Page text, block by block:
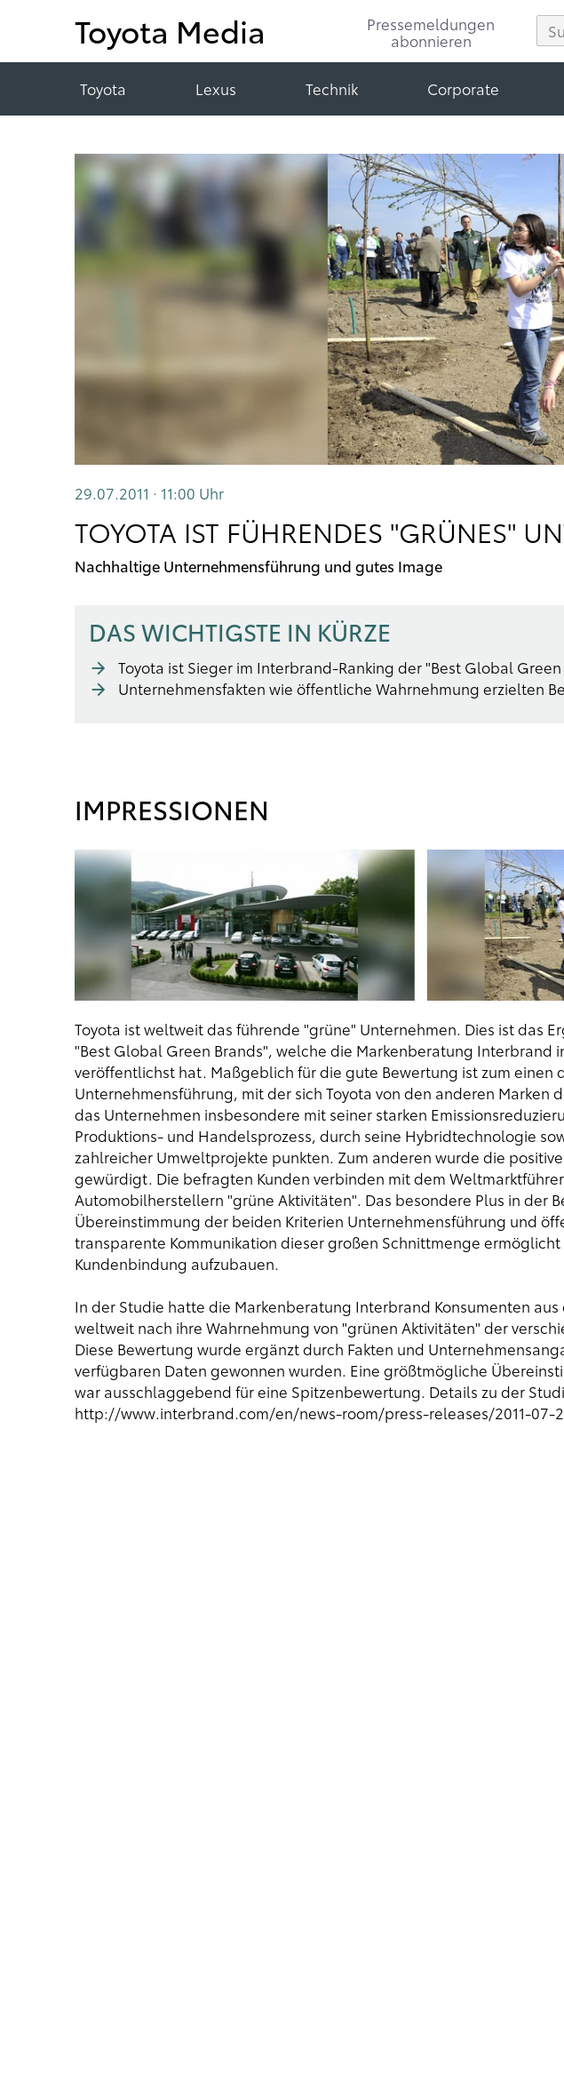
Toyota Media
Pressemeldungen
abonnieren
Toyota Lexus Technik Corporate
29.07.2011 · 11:00 Uhr
TOYOTA IST FÜHRENDES "GRÜNES"
Nachhaltige Unternehmensführung und gutes Image
DAS WICHTIGSTE IN KÜRZE
Toyota ist Sieger im Interbrand-Ranking der "Best Global Green
Unternehmensfakten wie öffentliche Wahrnehmung erzielten
IMPRESSIONEN
Toyota ist weltweit das führende "grüne" Unternehmen. Dies ist das
"Best Global Green Brands", welche die Markenberatung Interbrand
veröffentlichst hat. Maßgeblich für die gute Bewertung ist zum einen
Unternehmensführung, mit der sich Toyota von den anderen Marken
das Unternehmen insbesondere mit seiner starken
Produktions- und Handelsprozess, durch seine Hybridtechnologie
zahlreicher Umweltprojekte punkten. Zum anderen wurde die
gewürdigt. Die befragten Kunden verbinden mit dem
Automobilherstellern "grüne Aktivitäten". Das besondere Plus in der
Übereinstimmung der beiden Kriterien Unternehmensführung und
transparente Kommunikation dieser großen Schnittmenge ermöglicht
Kundenbindung aufzubauen.
In der Studie hatte die Markenberatung Interbrand Konsumenten
weltweit nach ihre Wahrnehmung von "grünen Aktivitäten" der
Diese Bewertung wurde ergänzt durch Fakten und
verfügbaren Daten gewonnen wurden. Eine größtmögliche
war ausschlaggebend für eine Spitzenbewertung. Details zu der
http://www.interbrand.com/en/news-room/press-releases/2011-07-